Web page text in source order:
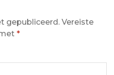
gepubliceerd. Vereiste
*